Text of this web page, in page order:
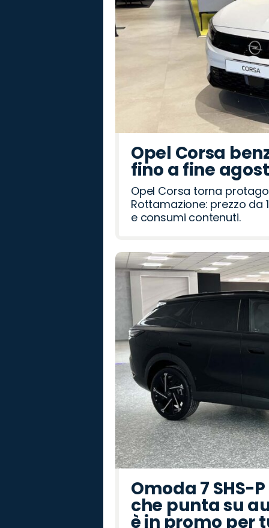
Opel Corsa
fino a fine
Opel Corsa torna
Rottamazione: prezzo da
e consumi contenuti.
Omoda 7 SHS-
che punta su
è in promo per